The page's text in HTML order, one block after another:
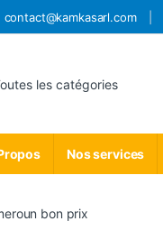
contact@kamkasarl.com
Nos services
bon prix